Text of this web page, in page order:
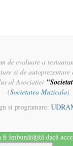
de evaluare a
si de
al Asociatiei
(Societatea Muzicala)
si programare:
fi îmbunătățită dacă